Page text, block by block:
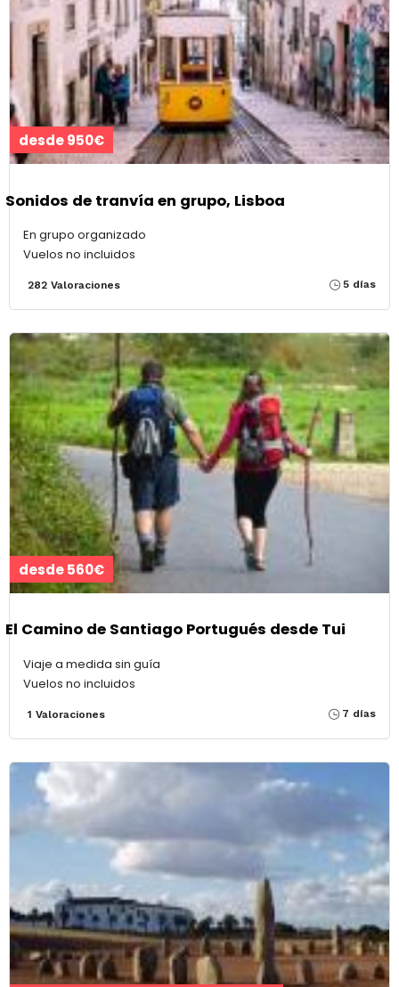
desde 950€
Sonidos de tranvía en grupo, Lisboa
En grupo organizado
Vuelos no incluidos
282 Valoraciones 5 días
desde 560€
El Camino de Santiago Portugués desde Tui
Viaje a medida sin guía
Vuelos no incluidos
1 Valoraciones 7 días